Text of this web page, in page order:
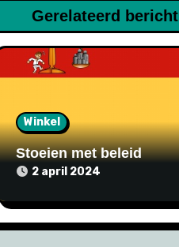
Gerelateerd bericht
Winkel
Stoeien met beleid
2 april 2024